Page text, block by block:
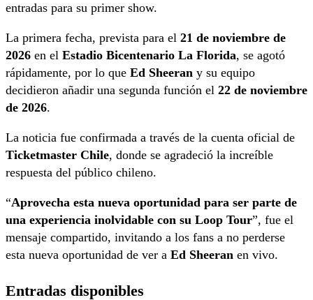
entradas para su primer show.
La primera fecha, prevista para el 21 de noviembre de
2026 en el Estadio Bicentenario La Florida, se agotó
rápidamente, por lo que Ed Sheeran y su equipo
decidieron añadir una segunda función el 22 de noviembre
de 2026.
La noticia fue confirmada a través de la cuenta oficial de
Ticketmaster Chile, donde se agradeció la increíble
respuesta del público chileno.
“Aprovecha esta nueva oportunidad para ser parte de
una experiencia inolvidable con su Loop Tour”, fue el
mensaje compartido, invitando a los fans a no perderse
esta nueva oportunidad de ver a Ed Sheeran en vivo.
Entradas disponibles